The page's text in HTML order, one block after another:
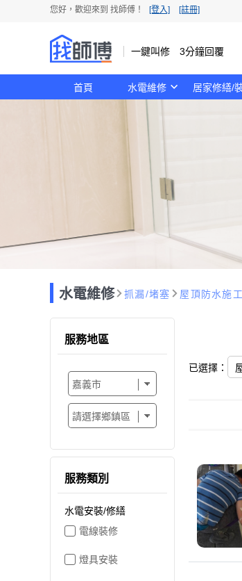
您好，歡迎來到 找師傅！ [登入] [註冊]
一鍵叫修 3分鐘回覆
首頁 水電維修 居家修繕/
水電維修 抓漏/堵塞 屋頂防水施工
已選擇：
服務地區
服務類別
水電安裝/修繕
電線裝修
燈具安裝